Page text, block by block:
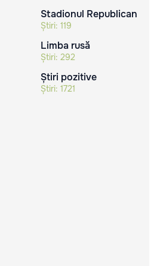
Stadionul Republican
Știri: 119
Limba rusă
Știri: 292
Știri pozitive
Știri: 1721